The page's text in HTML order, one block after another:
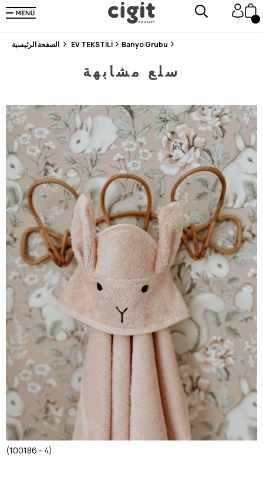
En Uygun Fiyat Garantisi !
300₺ ve Üzeri Alışverişlerde Kargo Ücretsiz !
Koşulsuz Şartsız İade İmkanı
EV TEKSTİLİ Banyo Grubu
سلع مشابهة
(100186 - 4)